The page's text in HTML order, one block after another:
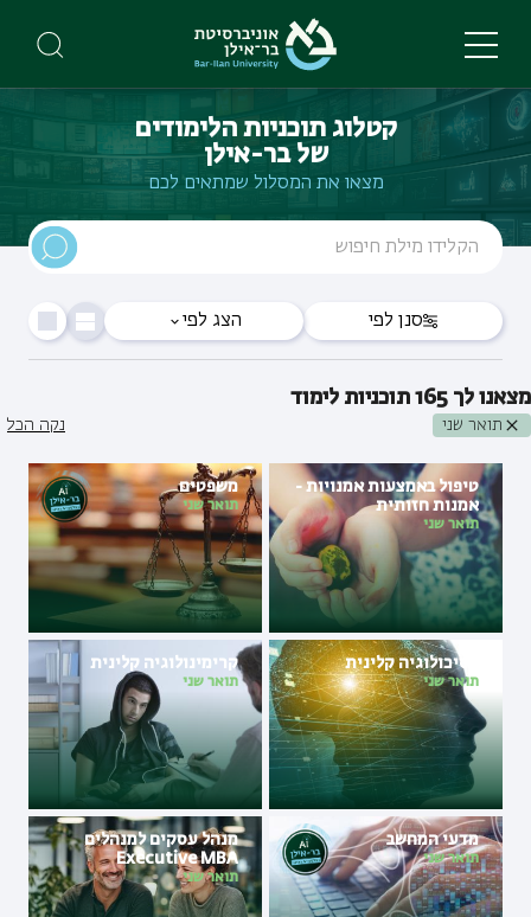
main
קטלוג תוכניות הלימודים
של בר-אילן
מצאו את המסלול שמתאים לכם
סנן לפי הצג לפי
תואר שני נקה הכל
מצאנו לך 165 תוכניות לימוד
טיפול באמצעות אמנויות -
אמנות חזותית
תואר שני
משפטים
תואר שני
פסיכולוגיה קלינית
תואר שני
קרימינולוגיה קלינית
תואר שני
מדעי המחשב
תואר שני
מנהל עסקים למנהלים
Executive MBA
תואר שני